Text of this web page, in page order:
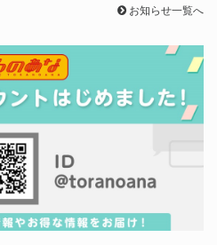
お知らせ一覧へ